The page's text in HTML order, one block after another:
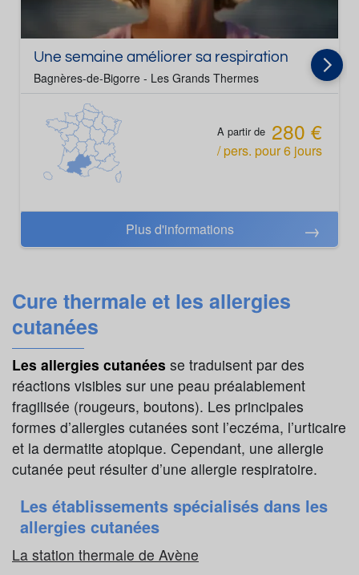
Une semaine améliorer sa respiration
Bagnères-de-Bigorre - Les Grands Thermes
A partir de 280 €
/ pers. pour6 jours
Plus d'informations
Cure thermale et les allergies
cutanées
Les allergies cutanées se traduisent par des
réactions visibles sur une peau préalablement
fragilisée (rougeurs, boutons). Les principales
formes d’allergies cutanées sont l’eczéma, l’urticaire
et la dermatite atopique. Cependant, une allergie
cutanée peut résulter d’une allergie respiratoire.
Les établissements spécialisés dans les
allergies cutanées
La station thermale de Avène